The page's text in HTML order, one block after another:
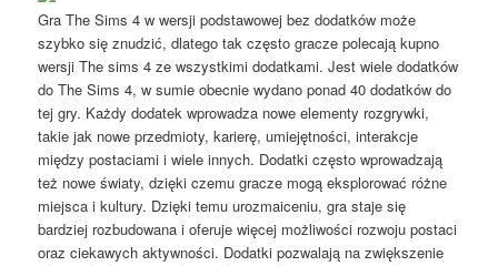
Gra The Sims 4 w wersji podstawowej bez dodatków może
szybko się znudzić, dlatego tak często gracze polecają kupno
wersji The sims 4 ze wszystkimi dodatkami. Jest wiele dodatków
do The Sims 4, w sumie obecnie wydano ponad 40 dodatków do
tej gry. Każdy dodatek wprowadza nowe elementy rozgrywki,
takie jak nowe przedmioty, karierę, umiejętności, interakcje
między postaciami i wiele innych. Dodatki często wprowadzają
też nowe światy, dzięki czemu gracze mogą eksplorować różne
miejsca i kultury. Dzięki temu urozmaiceniu, gra staje się
bardziej rozbudowana i oferuje więcej możliwości rozwoju postaci
oraz ciekawych aktywności. Dodatki pozwalają na zwiększenie